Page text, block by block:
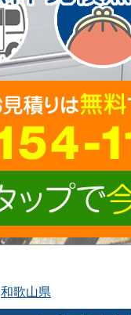
和歌山県